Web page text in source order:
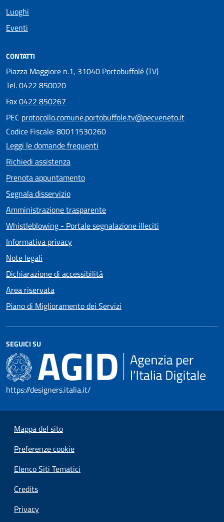
Luoghi
Eventi
CONTATTI
Piazza Maggiore n.1, 31040 Portobuffolé (TV)
Tel.0422 850020
Fax0422 850267
PEC protocollo.comune.portobuffole.tv@pecveneto.it
Codice Fiscale: 80011530260
Leggi le domande frequenti
Richiedi assistenza
Prenota appuntamento
Segnala disservizio
Amministrazione trasparente
Whistleblowing - Portale segnalazione illeciti
Informativa privacy
Note legali
Dichiarazione di accessibilità
Area riservata
Piano di Miglioramento dei Servizi
SEGUICI SU
https://designers.italia.it/
Mappa del sito
Preferenze cookie
Elenco Siti Tematici
Credits
Privacy